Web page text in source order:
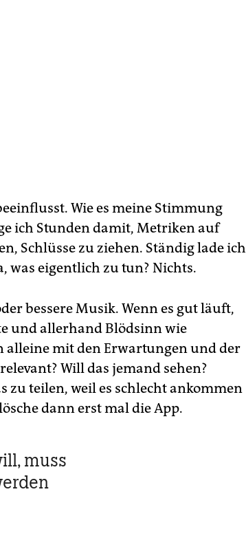
Wie es meine Stimmung
ich Stunden damit, Metriken auf
Schlüsse zu ziehen. Ständig lade ich
was eigentlich zu tun? Nichts.
bessere Musik. Wenn es gut läuft,
und allerhand Blödsinn wie
alleine mit den Erwartungen und der
Will das jemand sehen?
zu teilen, weil es schlecht ankommen
dann erst mal die App.
muss